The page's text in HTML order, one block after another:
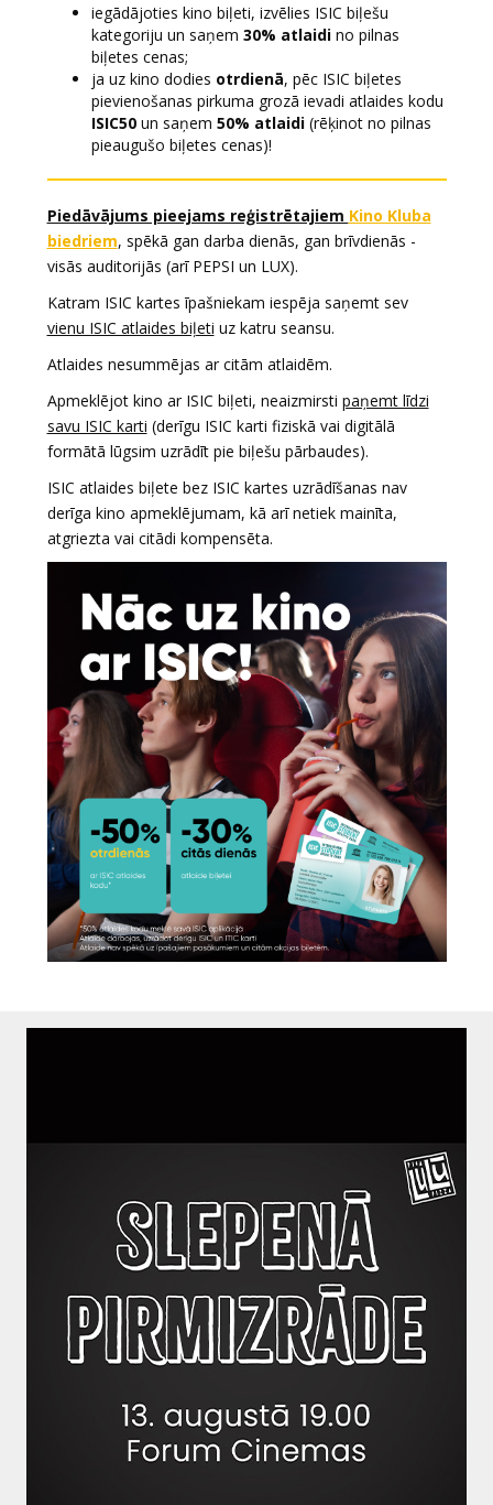
iegādājoties kino biļeti, izvēlies ISIC biļešu
kategoriju un saņem 30% atlaidino pilnas
biļetes cenas;
ja uz kino dodies otrdienā, pēc ISIC biļetes
pievienošanas pirkuma grozā ievadi atlaides kodu
ISIC50un saņem 50% atlaidi(rēķinot no pilnas
pieaugušo biļetes cenas)!
Piedāvājums pieejams reģistrētajiem Kino Kluba
biedriem, spēkā gan darba dienās, gan brīvdienās -
visās auditorijās (arī PEPSI un LUX).
Katram ISIC kartes īpašniekam iespēja saņemt sev
vienu ISIC atlaides biļeti uz katru seansu.
Atlaides nesummējas ar citām atlaidēm.
Apmeklējot kino ar ISIC biļeti, neaizmirsti paņemt līdzi
savu ISIC karti (derīgu ISIC karti fiziskā vai digitālā
formātā lūgsim uzrādīt pie biļešu pārbaudes).
ISIC atlaides biļete bez ISIC kartes uzrādīšanas nav
derīga kino apmeklējumam, kā arī netiek mainīta,
atgriezta vai citādi kompensēta.